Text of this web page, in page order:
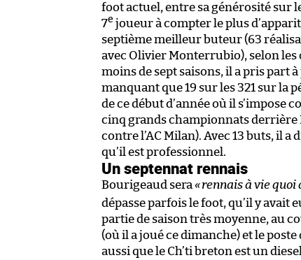
foot actuel, entre sa générosité sur
7e joueur à compter le plus
septième meilleur buteur (63
avec Olivier Monterrubio), selon les
moins de sept saisons, il a pris part
manquant que 19 sur les 321 sur la
de ce début d’année où il
cinq grands championnats derrière
contre l’AC Milan). Avec 13 buts, il
qu’il est professionnel.
Un septennat rennais
Bourigeaud sera «rennais à vie quoi
dépasse parfois le foot, qu’il y avait
partie de saison très moyenne, au
(où il a joué ce dimanche) et le
aussi que le Ch’ti breton est un